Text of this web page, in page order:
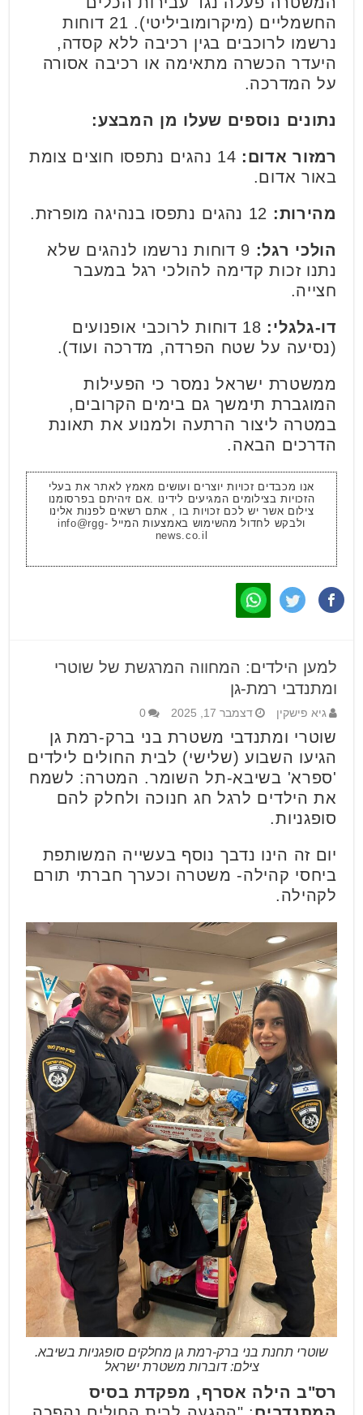
החשמליים (מיקרומוביליטי). 21 דוחות
נרשמו לרוכבים בגין רכיבה ללא קסדה,
היעדר הכשרה מתאימה או רכיבה אסורה
על המדרכה.
נתונים נוספים שעלו מן המבצע:
רמזור אדום:
14 נהגים נתפסו חוצים צומת
באור אדום.
מהירות:
הולכי רגל:
9 דוחות נרשמו לנהגים שלא
נתנו זכות קדימה להולכי רגל במעבר
חצייה.
דו-גלגלי:
18 דוחות לרוכבי אופנועים
(נסיעה על שטח הפרדה, מדרכה ועוד).
ממשטרת ישראל נמסר כי הפעילות
המוגברת תימשך גם בימים הקרובים,
במטרה ליצור הרתעה ולמנוע את תאונת
הדרכים הבאה.
אנו מכבדים זכויות יוצרים ועושים מאמץ לאתר את בעלי
הזכויות בצילומים המגיעים לידינו .אם זיהיתם בפרסומנו
צילום אשר יש לכם זכויות בו , אתם רשאים לפנות אלינו
ולבקש לחדול מהשימוש באמצעות המייל info@rgg-
news.co.il
למען הילדים: המחווה המרגשת של שוטרי
ומתנדבי רמת-גן
גיא פישקין דצמבר 17, 2025 0
שוטרי ומתנדבי משטרת בני ברק-רמת גן
הגיעו השבוע (שלישי) לבית החולים לילדים
'ספרא' בשיבא-תל השומר. המטרה: לשמח
את הילדים לרגל חג חנוכה ולחלק להם
סופגניות.
יום זה הינו נדבך נוסף בעשייה המשותפת
ביחסי קהילה- משטרה וכערך חברתי תורם
לקהילה.
שוטרי תחנת בני ברק-רמת גן מחלקים סופגניות בשיבא.
צילם: דוברות משטרת ישראל
רס"ב הילה אסרף, מפקדת בסיס